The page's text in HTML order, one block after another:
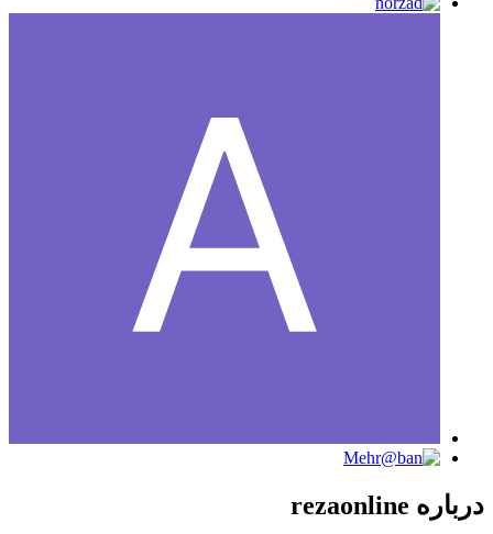
درباره rezaonline